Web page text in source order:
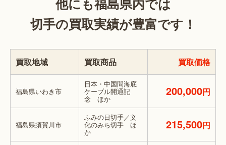
他にも福島県内では
切手の買取実績が豊富です！
買取地域 買取商品 買取価格
福島県いわき市
日本・中国間海底
ケーブル開通記
念 ほか
200,000円
福島県須賀川市
ふみの日切手／文
化のみち切手 ほ
か
215,500円